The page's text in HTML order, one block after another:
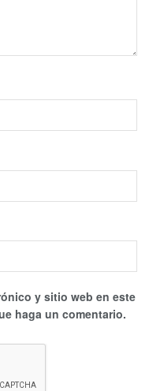
y sitio web en este
haga un comentario.